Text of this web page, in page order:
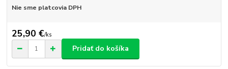
Nie sme platcovia DPH
25,90 €/ks
Pridať do košíka